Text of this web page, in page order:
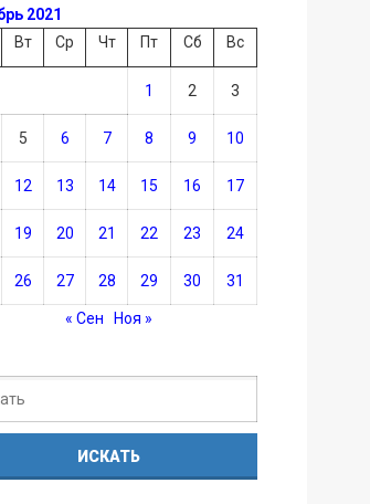
2021
Вт Ср Чт Пт Сб Вс
1 2 3
5 6 7 8 9 10
12 13 14 15 16 17
19 20 21 22 23 24
26 27 28 29 30 31
« Сен Ноя »